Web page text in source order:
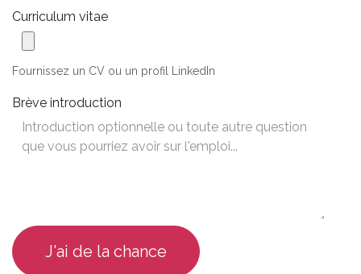
Curriculum vitae
Fournissez un CV ou un profil LinkedIn
Brève introduction
J'ai de la chance